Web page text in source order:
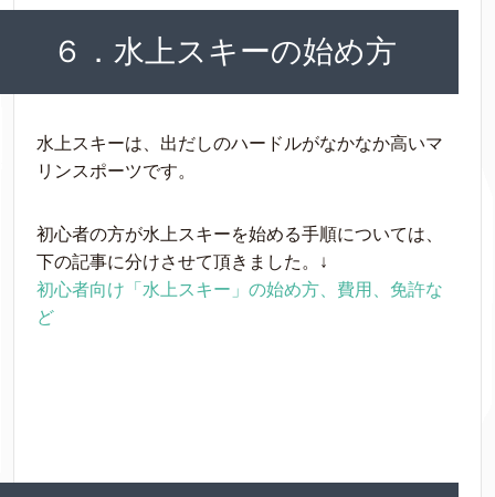
６．水上スキーの始め方
水上スキーは、出だしのハードルがなかなか高いマ
リンスポーツです。
初心者の方が水上スキーを始める手順については、
下の記事に分けさせて頂きました。↓
初心者向け「水上スキー」の始め方、費用、免許な
ど